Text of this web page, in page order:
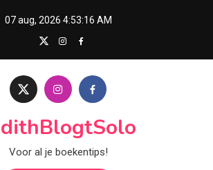
07 aug, 2026 4:53:17 AM
Voor al je boekentips!